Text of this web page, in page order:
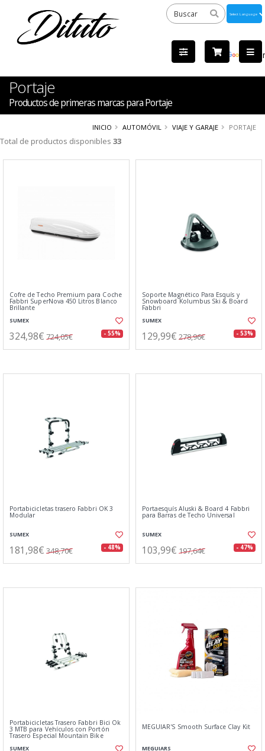
by
Portaje
Productos de primeras marcas para Portaje
INICIO AUTOMÓVIL VIAJE Y GARAJE PORTAJE
Total de productos disponibles 33
Cofre de Techo Premium para Coche
Fabbri SuperNova 450 Litros Blanco
Brillante
SUMEX
324,98€ 724,05€ - 55%
Soporte Magnético Para Esquís y
Snowboard Kolumbus Ski & Board
Fabbri
SUMEX
129,99€ 278,96€ - 53%
Portabicicletas trasero Fabbri OK 3
Modular
SUMEX
181,98€ 348,70€ - 48%
Portaesquís Aluski & Board 4 Fabbri
para Barras de Techo Universal
SUMEX
103,99€ 197,64€ - 47%
Portabicicletas Trasero Fabbri Bici Ok
3 MTB para Vehículos con Portón
Trasero Especial Mountain Bike
SUMEX
MEGUIAR'S Smooth Surface Clay Kit
MEGUIARS